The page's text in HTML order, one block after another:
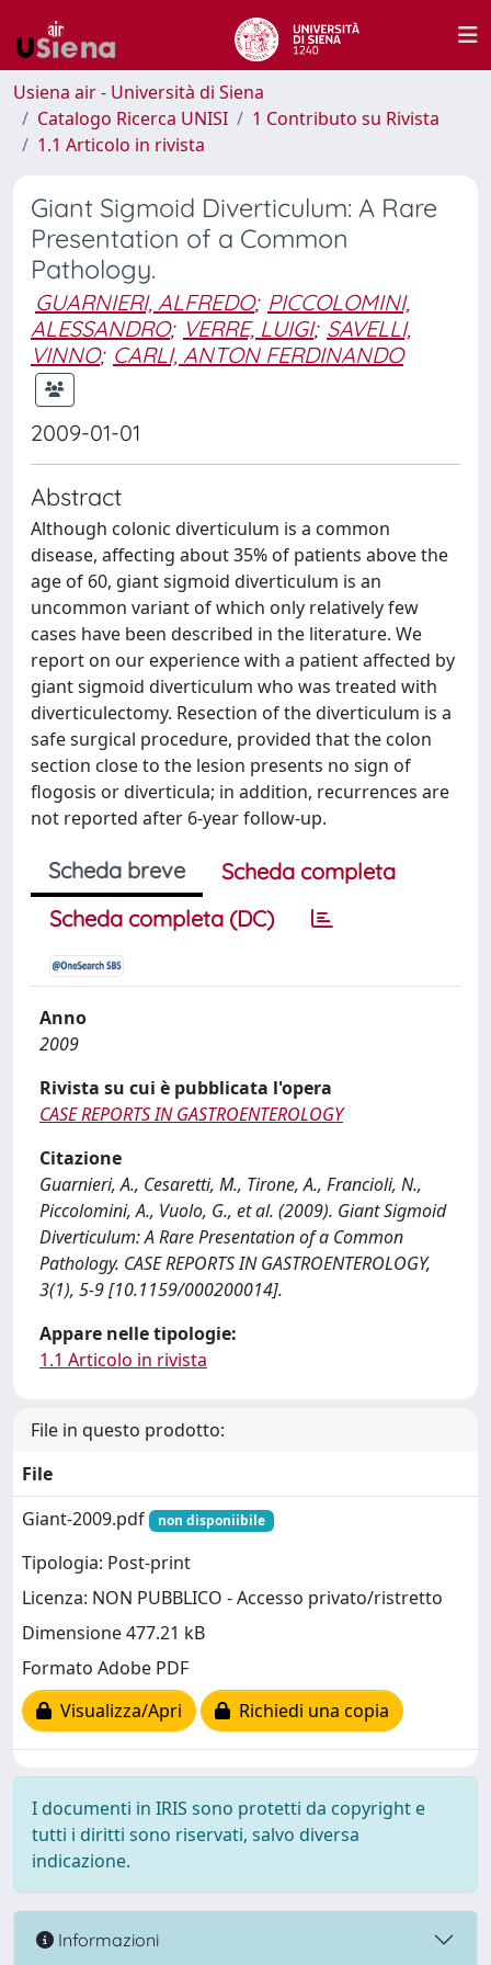
Usiena air - Università di Siena
Catalogo Ricerca UNISI
1 Contributo su Rivista
1.1 Articolo in rivista
Giant Sigmoid Diverticulum: A Rare
Presentation of a Common
Pathology.
GUARNIERI, ALFREDO; PICCOLOMINI,
ALESSANDRO; VERRE, LUIGI; SAVELLI,
VINNO; CARLI, ANTON FERDINANDO
2009-01-01
Abstract
Although colonic diverticulum is a common
disease, affecting about 35% of patients above the
age of 60, giant sigmoid diverticulum is an
uncommon variant of which only relatively few
cases have been described in the literature. We
report on our experience with a patient affected by
giant sigmoid diverticulum who was treated with
diverticulectomy. Resection of the diverticulum is a
safe surgical procedure, provided that the colon
section close to the lesion presents no sign of
flogosis or diverticula; in addition, recurrences are
not reported after 6-year follow-up.
Scheda breve
Scheda completa
Scheda completa (DC)
Anno
2009
Rivista su cui è pubblicata l'opera
CASE REPORTS IN GASTROENTEROLOGY
Citazione
Guarnieri, A., Cesaretti, M., Tirone, A., Francioli, N.,
Piccolomini, A., Vuolo, G., et al. (2009). Giant Sigmoid
Diverticulum: A Rare Presentation of a Common
Pathology. CASE REPORTS IN GASTROENTEROLOGY,
3(1), 5-9 [10.1159/000200014].
Appare nelle tipologie:
1.1 Articolo in rivista
File in questo prodotto:
File
Giant-2009.pdf
non disponiibile
Tipologia: Post-print
Licenza: NON PUBBLICO - Accesso privato/ristretto
Dimensione 477.21 kB
Formato Adobe PDF
Visualizza/Apri
Richiedi una copia
I documenti in IRIS sono protetti da copyright e
tutti i diritti sono riservati, salvo diversa
indicazione.
Informazioni